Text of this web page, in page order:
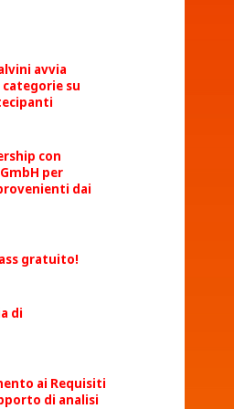
avvia
su
con
per
dai
gratuito!
di
ai Requisiti
di analisi